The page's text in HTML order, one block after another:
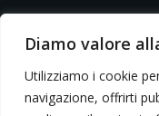
Diamo valore
Utilizziamo i cookie
navigazione, offrirti